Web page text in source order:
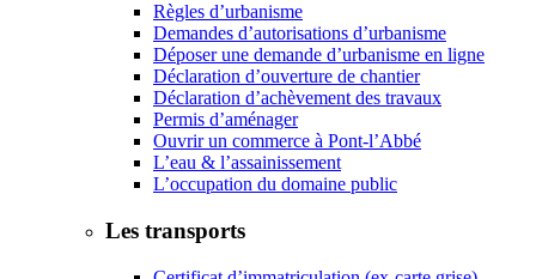
Règles d’urbanisme
Demandes d’autorisations d’urbanisme
Déposer une demande d’urbanisme en ligne
Déclaration d’ouverture de chantier
Déclaration d’achèvement des travaux
Permis d’aménager
Ouvrir un commerce à Pont-l’Abbé
L’eau & l’assainissement
L’occupation du domaine public
Les transports